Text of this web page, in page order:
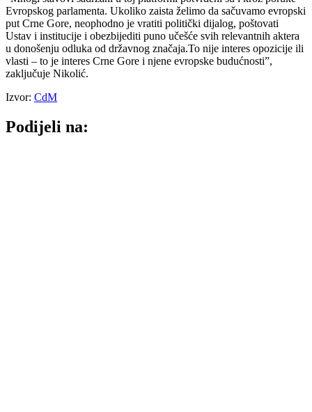
Evropskog parlamenta. Ukoliko zaista želimo da sačuvamo evropski
put Crne Gore, neophodno je vratiti politički dijalog, poštovati
Ustav i institucije i obezbijediti puno učešće svih relevantnih aktera
u donošenju odluka od državnog značaja.To nije interes opozicije ili
vlasti – to je interes Crne Gore i njene evropske budućnosti”,
zaključuje Nikolić.
Izvor: CdM
Podijeli na: